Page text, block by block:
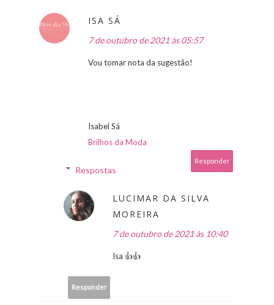
ISA SÁ
7 de outubro de 2021 às 05:57
Vou tomar nota da sugestão!
Isabel Sá
Brilhos da Moda
Responder
Respostas
LUCIMAR DA SILVA
MOREIRA
7 de outubro de 2021 às 10:40
Isa 👍👍
Responder